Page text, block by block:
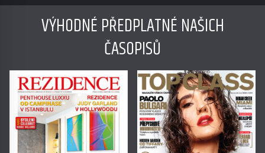
VÝHODNÉ PŘEDPLATNÉ NAŠICH
ČASOPISŮ